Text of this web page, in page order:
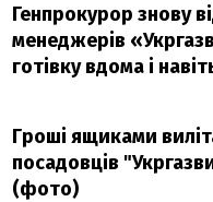
Генпрокурор знову
менеджерів
готівку вдома і
Гроші ящиками
посадовців
(фото)